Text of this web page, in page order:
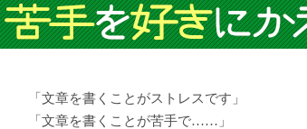
「文章を書くことがストレスです」
「文章を書くことが苦手で……」